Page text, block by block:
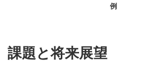
例
課題と将来展望